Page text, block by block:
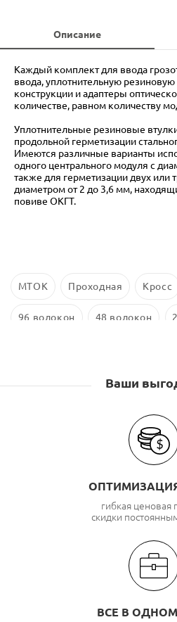
Описание
Каждый комплект для ввода
ввода, уплотнительную
конструкции и адаптеры
количестве, равном количеству
Уплотнительные резиновые
продольной герметизации
Имеются различные варианты
одного центрального модуля с
также для герметизации двух или
диаметром от 2 до 3,6 мм,
повиве ОКГТ.
МТОК Проходная Кросс
96 волокон 48 волокон
Оптические муфты GJS
Ваши
гибкая ценовая
скидки
ВСЕ В